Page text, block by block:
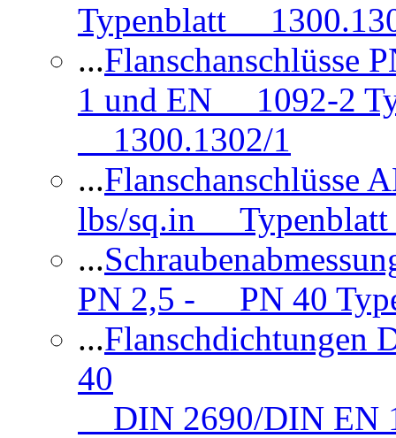
Typenblatt
...
1 und EN 1092-2
1300.1302/1
...
lbs/sq.in Typenblatt
...
PN 2,5 - PN 40
...
40
DIN 2690/DIN EN